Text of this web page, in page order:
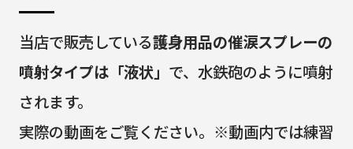
当店で販売している護身用品の催涙スプレーの
噴射タイプは「液状」 で、水鉄砲のように噴射
されます。
実際の動画をご覧ください。※動画内では練習